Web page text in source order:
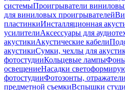
системыПроигрыватели
для виниловых проигрывателей
пластинкиИнсталляционная
усилителиАксессуары для
акустикиАкустические кабели
акустикиСумки, чехлы для
фотостудииКольцевые лампыФоны
освещениеНасадки
фотостудииФотозонты, отражатели
предметной съемкиВспышки